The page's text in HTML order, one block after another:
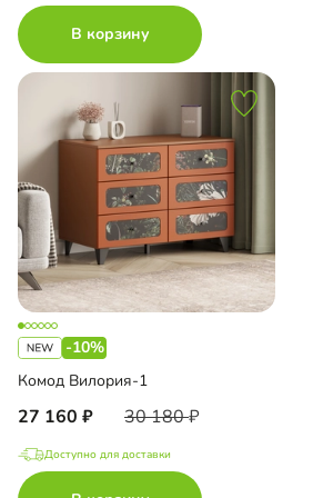
В корзину
-10%
Комод Вилория-1
27 160 30 180
Доступно для доставки